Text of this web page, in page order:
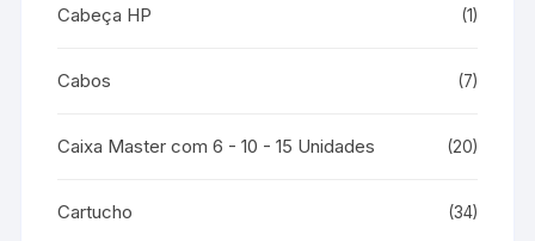
Cabeça HP (1)
Cabos (7)
Caixa Master com 6 - 10 - 15 Unidades (20)
Cartucho (34)